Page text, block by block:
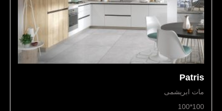
Patris
مات ابریشمی
100*100